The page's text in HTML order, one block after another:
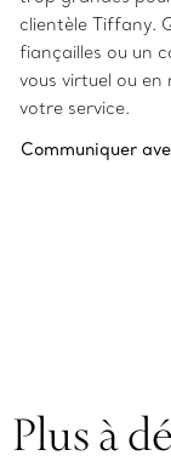
clientèle Tiffany.
fiançailles ou un
vous virtuel ou
votre service.
Communiquer
Plus à